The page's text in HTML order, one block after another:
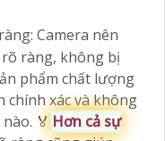
Camera nên
ràng, không bị
phẩm chất lượng
chính xác và không
️🏅️ Hơn cả sự